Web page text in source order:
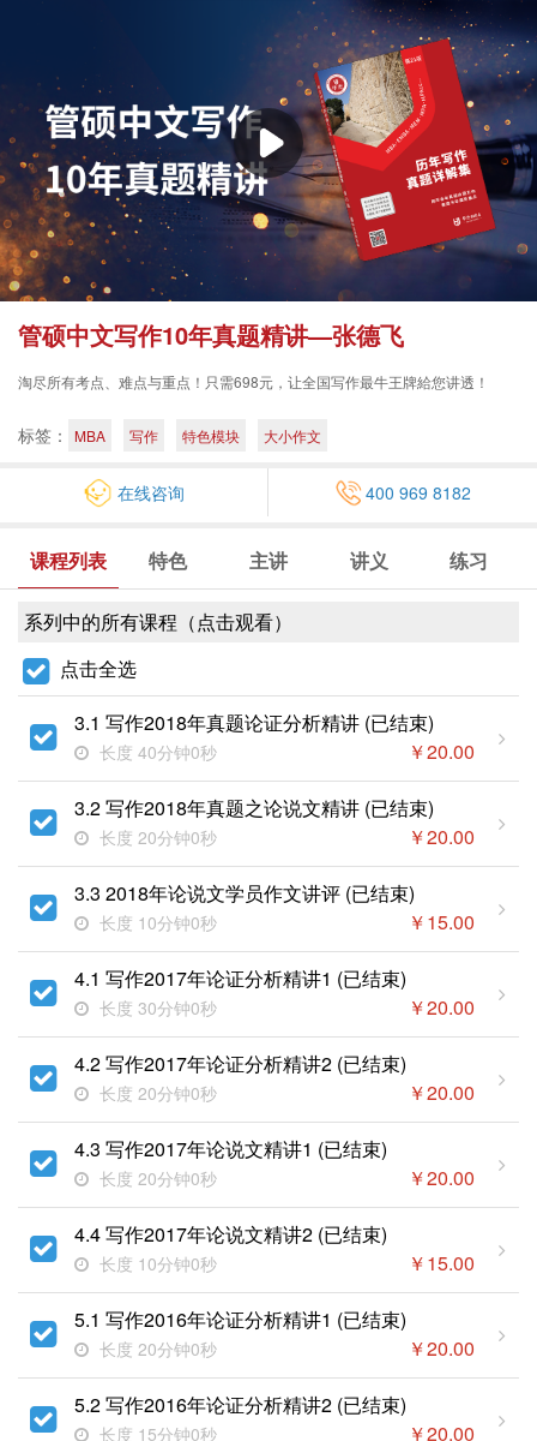
管硕中文写作10年真题精讲—张德飞
淘尽所有考点、难点与重点！只需698元，让全国写作最牛王牌給您讲透！
标签： MBA 写作 特色模块 大小作文
在线咨询 400 969 8182
课程列表 特色 主讲 讲义 练习
系列中的所有课程（点击观看）
点击全选
3.1 写作2018年真题论证分析精讲 (已结束)
长度 40分钟0秒 ￥20.00
3.2 写作2018年真题之论说文精讲 (已结束)
长度 20分钟0秒 ￥20.00
3.3 2018年论说文学员作文讲评 (已结束)
长度 10分钟0秒 ￥15.00
4.1 写作2017年论证分析精讲1 (已结束)
长度 30分钟0秒 ￥20.00
4.2 写作2017年论证分析精讲2 (已结束)
长度 20分钟0秒 ￥20.00
4.3 写作2017年论说文精讲1 (已结束)
长度 20分钟0秒 ￥20.00
4.4 写作2017年论说文精讲2 (已结束)
长度 10分钟0秒 ￥15.00
5.1 写作2016年论证分析精讲1 (已结束)
长度 20分钟0秒 ￥20.00
5.2 写作2016年论证分析精讲2 (已结束)
长度 15分钟0秒 ￥20.00